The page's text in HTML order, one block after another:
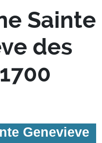
Sainte
des
Genevieve